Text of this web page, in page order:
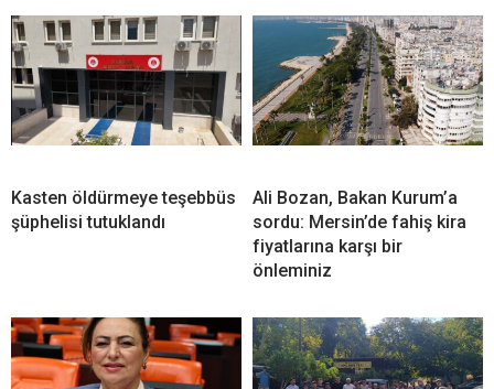
Kasten öldürmeye teşebbüs
şüphelisi tutuklandı
Ali Bozan, Bakan Kurum’a
sordu: Mersin’de fahiş kira
fiyatlarına karşı bir
önleminiz